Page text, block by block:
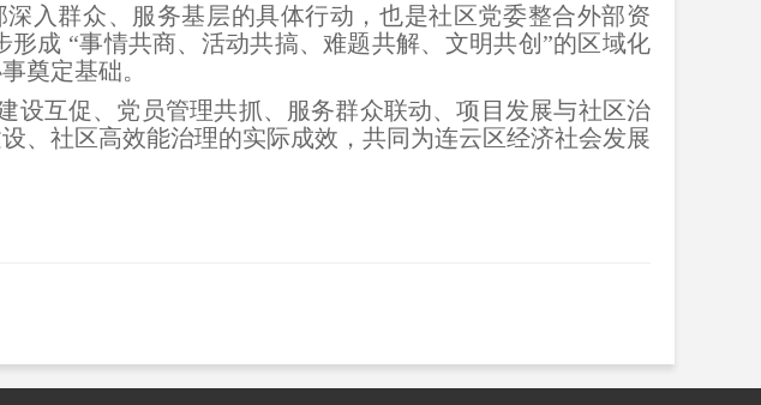
入群众、服务基层的具体行动，也是社区党委整合外部资
成 “事情共商、活动共搞、难题共解、文明共创”的区域化
奠定基础。
互促、党员管理共抓、服务群众联动、项目发展与社区治
、社区高效能治理的实际成效，共同为连云区经济社会发展